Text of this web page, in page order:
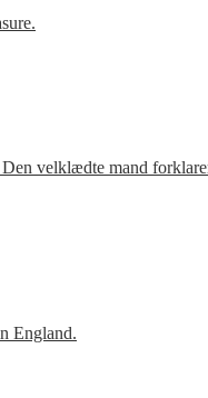
velklædte mand
England.